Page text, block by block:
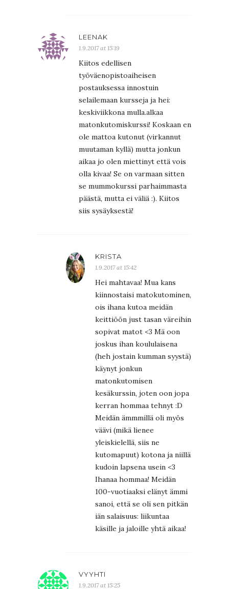
LEENAK
1.9.2017 at 15:19
Kiitos edellisen
työväenopistoaiheisen
postauksessa innostuin
selailemaan kursseja ja hei:
keskiviikkona mulla.alkaa
matonkutomiskurssi! Koskaan en
ole mattoa kutonut (virkannut
muutaman kyllä) mutta jonkun
aikaa jo olen miettinyt että vois
olla kivaa! Se on varmaan sitten
se mummokurssi parhaimmasta
päästä, mutta ei väliä :). Kiitos
siis sysäyksestä!
KRISTA
1.9.2017 at 15:42
Hei mahtavaa! Mua kans
kiinnostaisi matokutominen,
ois ihana kutoa meidän
keittiöön just tasan väreihin
sopivat matot <3 Mä oon
joskus ihan koululaisena
(heh jostain kumman syystä)
käynyt jonkun
matonkutomisen
kesäkurssin, joten oon jopa
kerran hommaa tehnyt :D
Meidän ämmmillä oli myös
väävi (mikä lienee
yleiskielellä, siis ne
kutomapuut) kotona ja niillä
kudoin lapsena usein <3
Ihanaa hommaa! Meidän
100-vuotiaaksi elänyt ämmi
sanoi, että se oli sen pitkän
iän salaisuus: liikuntaa
käsille ja jaloille yhtä aikaa!
VYYHTI
1.9.2017 at 15:25